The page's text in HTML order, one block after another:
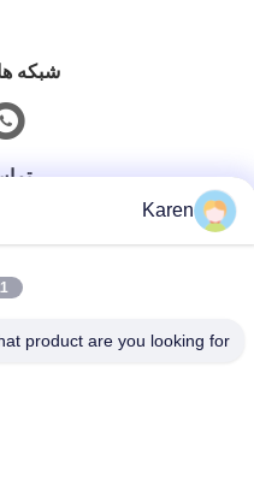
شبکه
تلفن
Karen
product are you looking for?